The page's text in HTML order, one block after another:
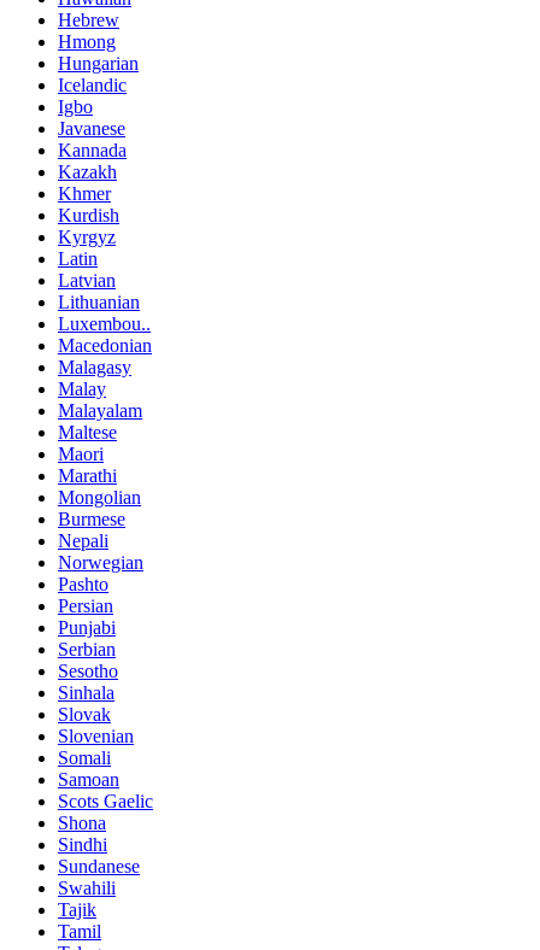
Hebrew
Hmong
Hungarian
Icelandic
Igbo
Javanese
Kannada
Kazakh
Khmer
Kurdish
Kyrgyz
Latin
Latvian
Lithuanian
Luxembou..
Macedonian
Malagasy
Malay
Malayalam
Maltese
Maori
Marathi
Mongolian
Burmese
Nepali
Norwegian
Pashto
Persian
Punjabi
Serbian
Sesotho
Sinhala
Slovak
Slovenian
Somali
Samoan
Scots Gaelic
Shona
Sindhi
Sundanese
Swahili
Tajik
Tamil